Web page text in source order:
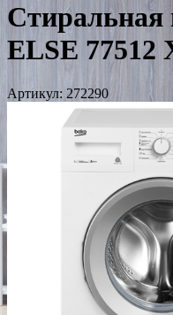
ELSE 77512
Артикул: 272290